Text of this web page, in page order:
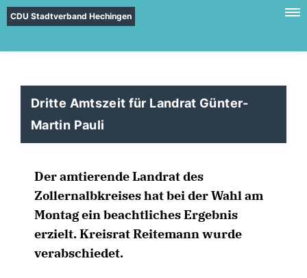
CDU Stadtverband Hechingen
Dritte Amtszeit für Landrat Günter-
Martin Pauli
Der amtierende Landrat des
Zollernalbkreises hat bei der Wahl am
Montag ein beachtliches Ergebnis
erzielt. Kreisrat Reitemann wurde
verabschiedet.